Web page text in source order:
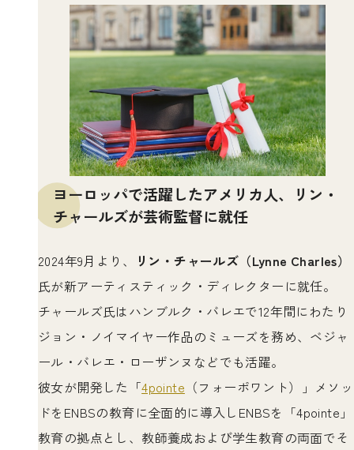
ヨーロッパで活躍したアメリカ人、リン・
チャールズが芸術監督に就任
2024年9月より、
リン・チャールズ（Lynne Charles）
氏が新アーティスティック・ディレクターに就任。
チャールズ氏はハンブルク・バレエで12年間にわたり
ジョン・ノイマイヤー作品のミューズを務め、ベジャ
ール・バレエ・ローザンヌなどでも活躍。
彼女が開発した「4pointe （フォーポワント）」メソッ
ドをENBSの教育に全面的に導入しENBSを「4pointe」
教育の拠点とし、教師養成および学生教育の両面でそ